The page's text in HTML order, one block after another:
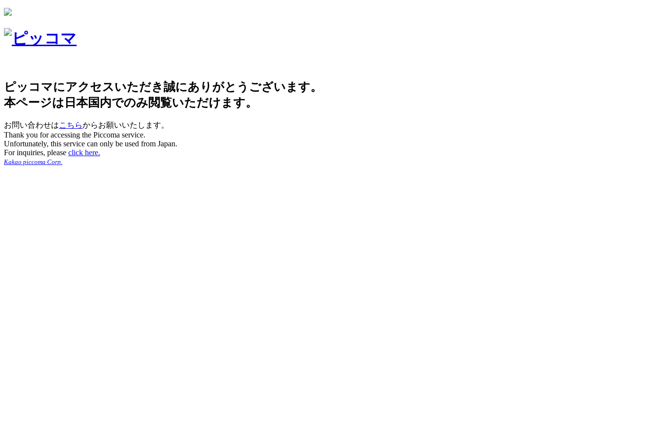
ピッコマにアクセスいただき誠にありがとうございます。
本ページは日本国内でのみ閲覧いただけます。
お問い合わせはこちらからお願いいたします。
Thank you for accessing the Piccoma service.
Unfortunately, this service can only be used from Japan.
For inquiries, please click here.
Kakao piccoma Corp.